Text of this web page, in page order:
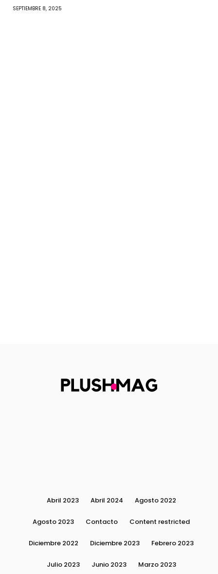
SEPTIEMBRE 8, 2025
Abril 2023 Abril 2024 Agosto 2022
Agosto 2023 Contacto Content restricted
Diciembre 2022 Diciembre 2023 Febrero 2023
Julio 2023 Junio 2023 Marzo 2023